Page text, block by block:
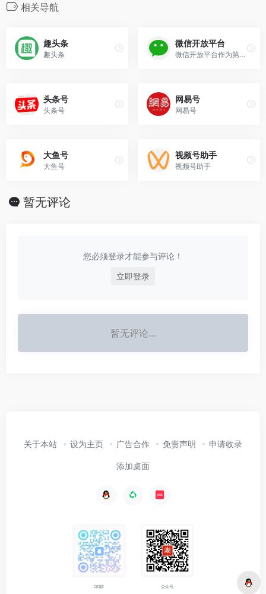
相关导航
趣头条
趣头条
微信开放平台
微信开放平台作为第三方移动程序提供接口，使用户可将第三方程序的内容发布给好友或分享至朋友圈，第三方内容借助微信平台获得更广泛的传播。从而形成了一种主流的线上线下微信互...
头条号
头条号
网易号
网易号
大鱼号
大鱼号
视频号助手
视频号助手
暂无评论
您必须登录才能参与评论！
立即登录
暂无评论...
关于本站 设为主页 广告合作 免责声明 申请收录
添加桌面
QQ群 公众号